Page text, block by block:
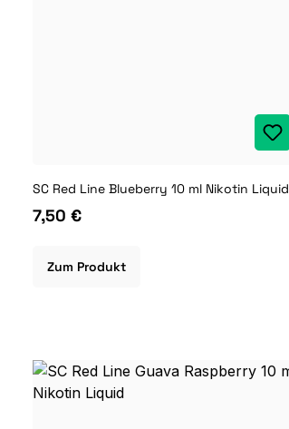
SC Red Line Blueberry 10 ml Nikotin Liquid
7,50 €
Zum Produkt